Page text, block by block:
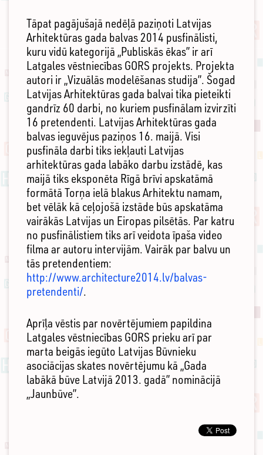
Tāpat pagājušajā nedēļā paziņoti Latvijas
Arhitektūras gada balvas 2014 pusfinālisti,
kuru vidū kategorijā „Publiskās ēkas” ir arī
Latgales vēstniecības GORS projekts. Projekta
autori ir „Vizuālās modelēšanas studija”. Šogad
Latvijas Arhitektūras gada balvai tika pieteikti
gandrīz 60 darbi, no kuriem pusfinālam izvirzīti
16 pretendenti. Latvijas Arhitektūras gada
balvas ieguvējus paziņos 16. maijā. Visi
pusfināla darbi tiks iekļauti Latvijas
arhitektūras gada labāko darbu izstādē, kas
maijā tiks eksponēta Rīgā brīvi apskatāmā
formātā Torņa ielā blakus Arhitektu namam,
bet vēlāk kā ceļojošā izstāde būs apskatāma
vairākās Latvijas un Eiropas pilsētās. Par katru
no pusfinālistiem tiks arī veidota īpaša video
filma ar autoru intervijām. Vairāk par balvu un
tās pretendentiem:
http://www.architecture2014.lv/balvas-
pretendenti/.
Aprīļa vēstis par novērtējumiem papildina
Latgales vēstniecības GORS prieku arī par
marta beigās iegūto Latvijas Būvnieku
asociācijas skates novērtējumu kā „Gada
labākā būve Latvijā 2013. gadā” nominācijā
„Jaunbūve”.